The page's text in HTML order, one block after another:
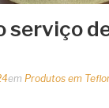
serviço
em Produtos em